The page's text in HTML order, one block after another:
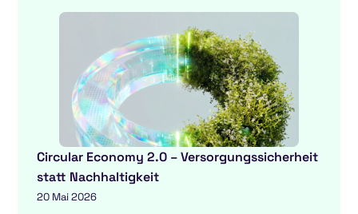
Circular Economy 2.0 – Versorgungssicherheit
statt Nachhaltigkeit
20 Mai 2026